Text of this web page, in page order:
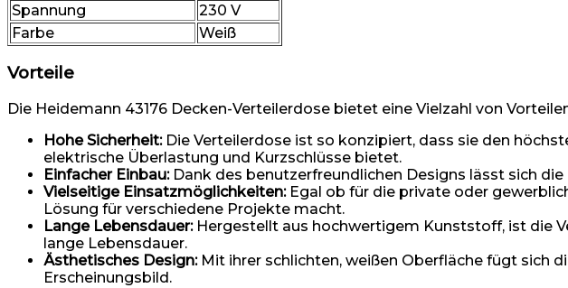
Spannung
230 V
Farbe
Weiß
Vorteile
Die Heidemann 43176 Decken-Verteilerdose bietet eine Vielzahl von
Hohe Sicherheit:Die Verteilerdose ist so konzipiert, dass sie den
elektrische Überlastung und Kurzschlüsse bietet.
Einfacher Einbau:Dank des benutzerfreundlichen Designs lässt sich
Vielseitige Einsatzmöglichkeiten:Egal ob für die private oder
Lösung für verschiedene Projekte macht.
Lange Lebensdauer:Hergestellt aus hochwertigem Kunststoff, ist die
lange Lebensdauer.
Ästhetisches Design:Mit ihrer schlichten, weißen Oberfläche fügt sich
Erscheinungsbild.